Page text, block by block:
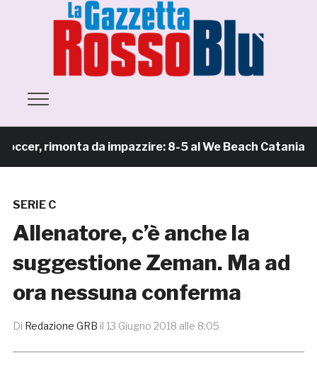
rimonta da impazzire: 8-5 al We Beach Catania e
SERIE C
Allenatore, c’è anche la
suggestione Zeman. Ma ad
ora nessuna conferma
Di Redazione GRB il 13 Giugno 2018 alle 8:05